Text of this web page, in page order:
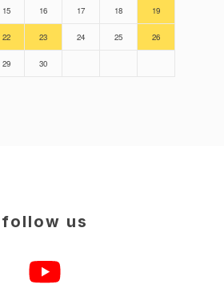
15 16 17 18 19
22 23 24 25 26
29 30
follow us